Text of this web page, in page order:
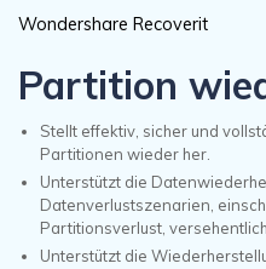
Lösungen
Über uns
Presseraum
Shop
Support
Recoverit für
Ein führendes Tool
Recoverit für
Funktionen
Wiederherstellung von
Gel?schte Medien
Exklusive
Ressourcen
Warum Recoverit
Experte für
Kundengeschichten
Guide
Wondershare Recoverit
Partition
Stellt effektiv, sicher und
Partitionen wieder her.
Unterstützt die
Datenverlustszenarien,
Partitionsverlust,
Unterstützt die